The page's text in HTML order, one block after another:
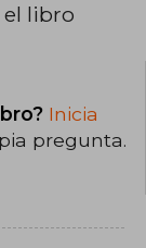
el libro
Inicia
pregunta.